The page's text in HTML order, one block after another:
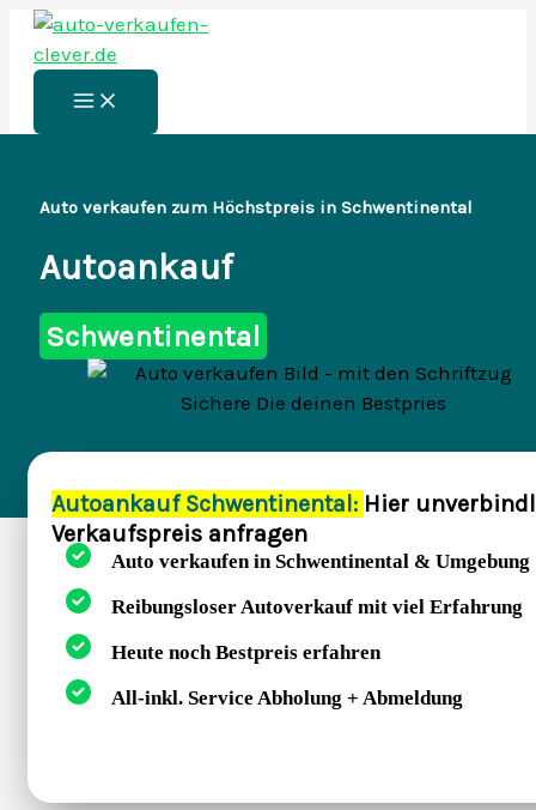
Zum
Inhalt
springen
Main
Menu
Auto verkaufen zum Höchstpreis in Schwentinental
Autoankauf
Schwentinental
Autoankauf Schwentinental: Hier
Verkaufspreis anfragen
Auto verkaufen in Schwentinental & Umgebung
Reibungsloser Autoverkauf mit viel Erfahrung
Heute noch Bestpreis erfahren
All-inkl. Service Abholung + Abmeldung